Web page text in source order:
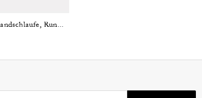
Tasche Mit Handschlaufe, Rundumreißverschluss Und Kirschprint